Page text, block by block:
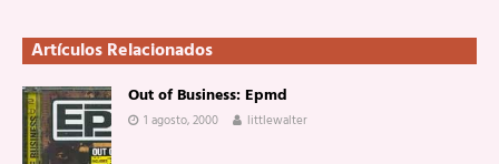
Artículos Relacionados
Out of Business: Epmd
1 agosto, 2000 littlewalter